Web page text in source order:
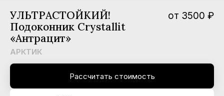
УЛЬТРАСТОЙКИЙ!
Подоконник Crystallit
«Антрацит»
АРКТИК
от 3500 ₽
Рассчитать стоимость